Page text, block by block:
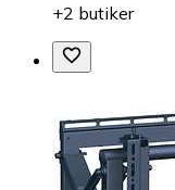
+2 butiker